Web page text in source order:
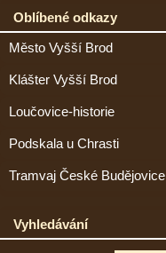
Oblíbené odkazy
Město Vyšší Brod
Klášter Vyšší Brod
Loučovice-historie
Podskala u Chrasti
Tramvaj České Budějovice
Vyhledávání